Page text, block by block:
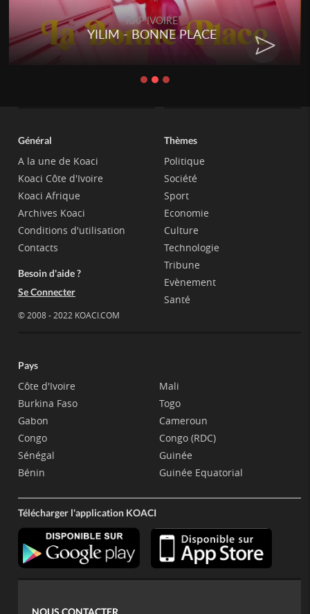
RAP IVOIRE
YILIM - BONNE PLACE
Général
A la une de Koaci
Koaci Côte d'Ivoire
Koaci Afrique
Archives Koaci
Conditions d'utilisation
Contacts
Besoin d'aide ?
Se Connecter
© 2008 - 2022 KOACI.COM
Thèmes
Politique
Société
Sport
Economie
Culture
Technologie
Tribune
Evènement
Santé
Pays
Côte d'Ivoire
Burkina Faso
Gabon
Congo
Sénégal
Bénin
Mali
Togo
Cameroun
Congo (RDC)
Guinée
Guinée Equatorial
Télécharger l'application KOACI